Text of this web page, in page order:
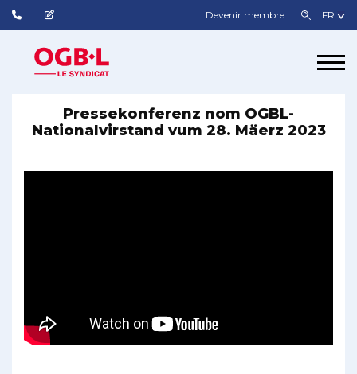
Devenir membre
Pressekonferenz nom OGBL-
Nationalvirstand vum 28. Mäerz 2023